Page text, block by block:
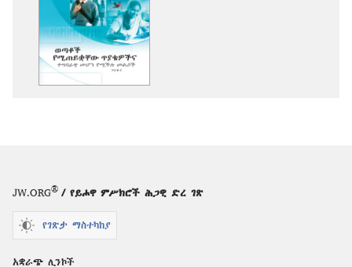
JW.ORG® / የይሖዋ ምሥክሮች ሕጋዊ ድረ ገጽ
የገጽታ ማስተካከያ
አቋራጭ ሊንኮች